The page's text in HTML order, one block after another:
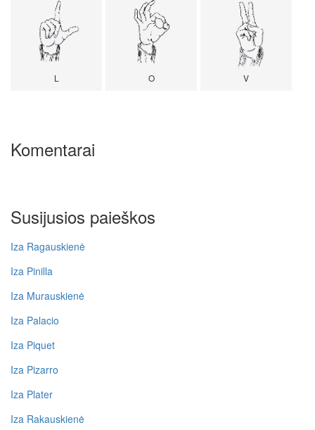
L O V
Komentarai
Susijusios paieškos
Iza Ragauskienė
Iza Pinilla
Iza Murauskienė
Iza Palacio
Iza Piquet
Iza Pizarro
Iza Plater
Iza Rakauskienė